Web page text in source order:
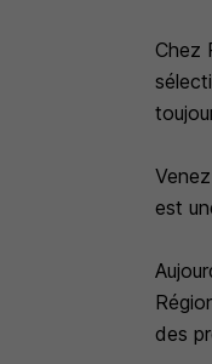
Chez
est
des